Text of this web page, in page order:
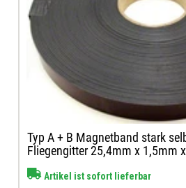
Typ A + B Magnetband stark
Fliegengitter 25,4mm x 1,5mm
Artikel ist sofort lieferbar